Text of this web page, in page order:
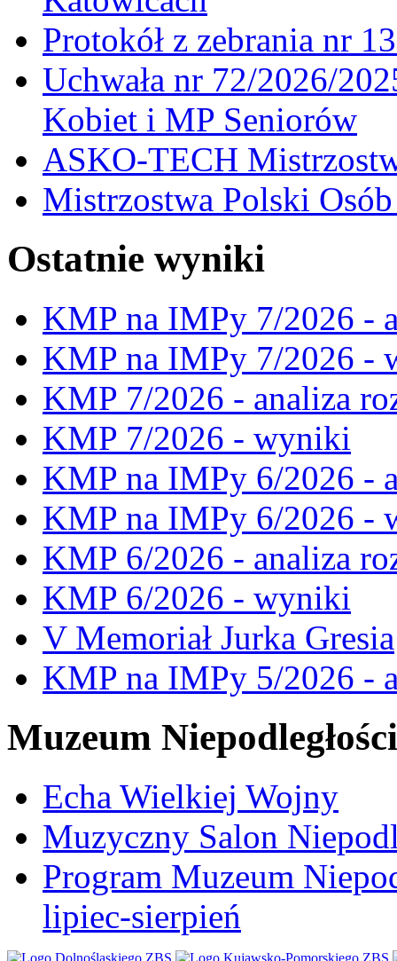
Protokół z zebrania nr
Uchwała nr 72/2026/
Kobiet i MP Seniorów
ASKO-TECH
Mistrzostwa Polski
Ostatnie wyniki
KMP na IMPy 7/2026 -
KMP na IMPy 7/2026 -
KMP 7/2026 - analiza
KMP 7/2026 - wyniki
KMP na IMPy 6/2026 -
KMP na IMPy 6/2026 -
KMP 6/2026 - analiza
KMP 6/2026 - wyniki
V Memoriał Jurka Gresia
KMP na IMPy 5/2026 -
Muzeum Niepodległości
Echa Wielkiej Wojny
Muzyczny Salon
Program Muzeum
lipiec-sierpień